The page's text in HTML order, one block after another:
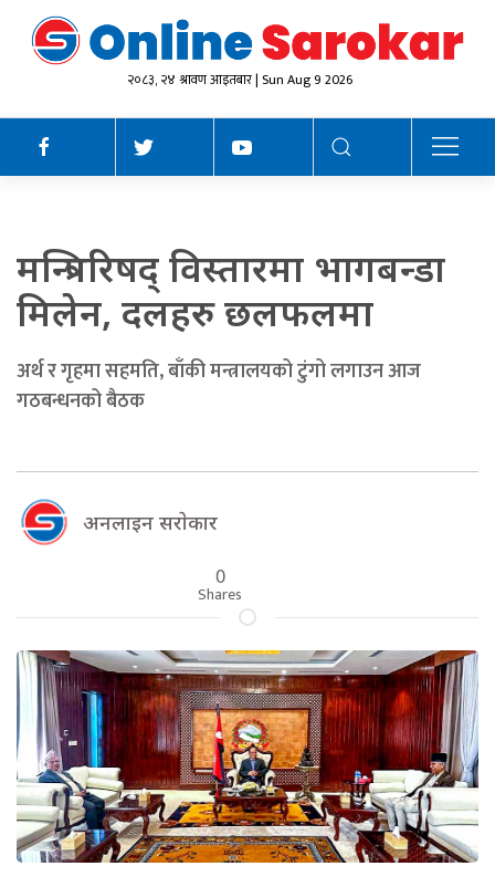
२०८३, २४ श्रावण आइतबार | Sun Aug 9 2026
मन्त्रिपरिषद् विस्तारमा भागबन्डा
मिलेन, दलहरु छलफलमा
अर्थ र गृहमा सहमति, बाँकी मन्त्रालयको टुंगो लगाउन आज
गठबन्धनको बैठक
अनलाइन सराेकार
0
Shares